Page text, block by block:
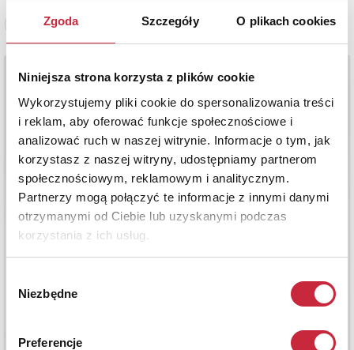
Zgoda Szczegóły O plikach cookies
Niniejsza strona korzysta z plików cookie
Wykorzystujemy pliki cookie do spersonalizowania treści
i reklam, aby oferować funkcje społecznościowe i
analizować ruch w naszej witrynie. Informacje o tym, jak
korzystasz z naszej witryny, udostępniamy partnerom
społecznościowym, reklamowym i analitycznym.
Partnerzy mogą połączyć te informacje z innymi danymi
otrzymanymi od Ciebie lub uzyskanymi podczas
korzystania z ich usług.
zgody
Niezbędne
Preferencje
Zobacz pełne informacje